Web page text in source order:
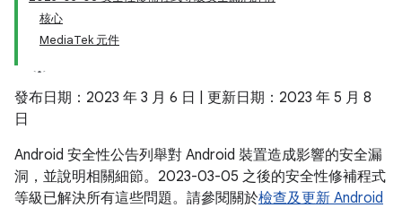
核心
MediaTek 元件
發布日期：2023 年 3 月 6 日 | 更新日期：2023 年 5 月 8
日
Android 安全性公告列舉對 Android 裝置造成影響的安全漏
洞，並說明相關細節。2023-03-05 之後的安全性修補程式
等級已解決所有這些問題。請參閱關於檢查及更新 Android